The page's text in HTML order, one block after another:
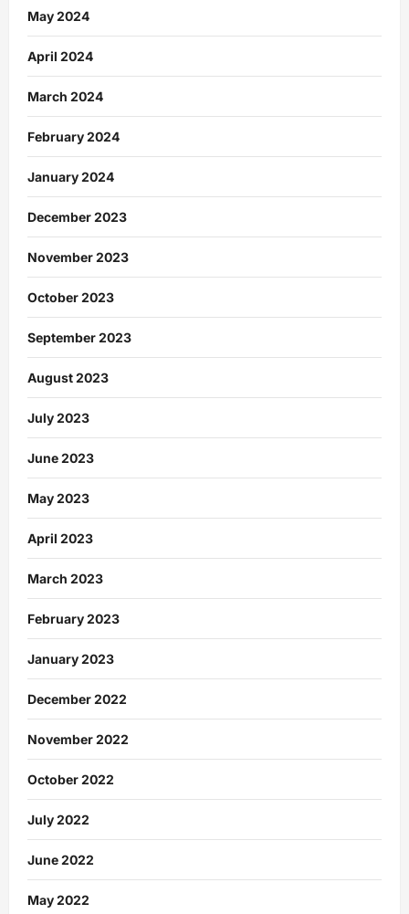
May 2024
April 2024
March 2024
February 2024
January 2024
December 2023
November 2023
October 2023
September 2023
August 2023
July 2023
June 2023
May 2023
April 2023
March 2023
February 2023
January 2023
December 2022
November 2022
October 2022
July 2022
June 2022
May 2022